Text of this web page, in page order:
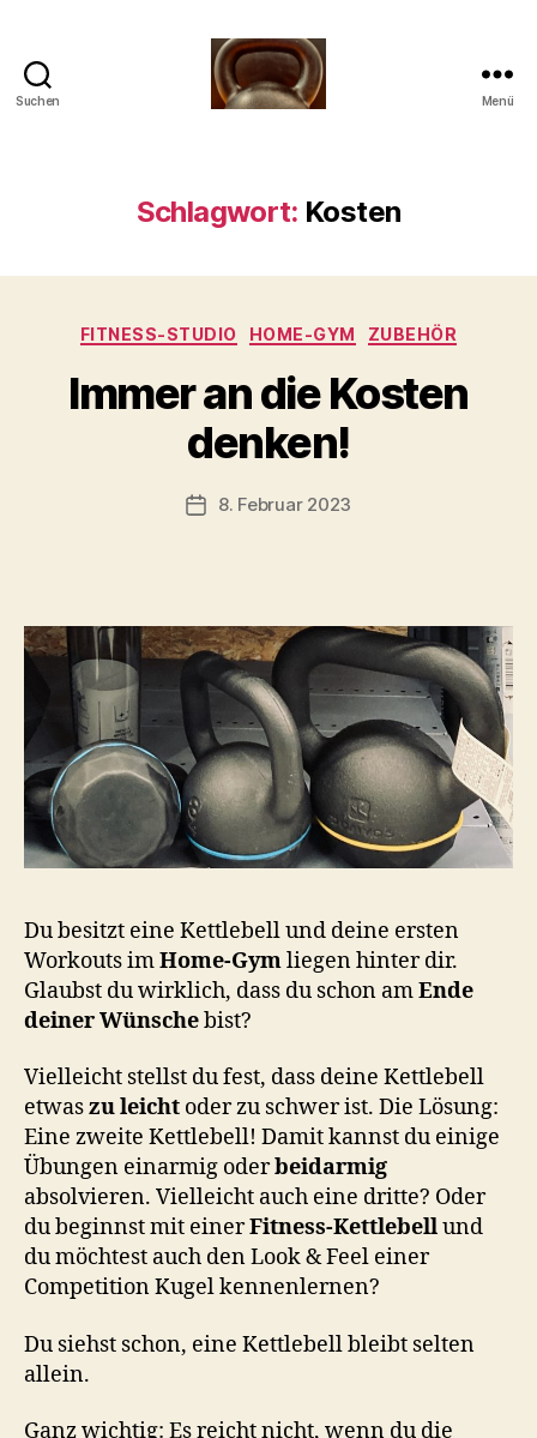
Suchen
der
Kettlebell
Menü
Schlagwort: Kosten
Kategorien
FITNESS-STUDIO HOME-GYM ZUBEHÖR
Immer an die Kosten
denken!
Beitragsautor
o
n
b
-
s
c
n
Beitragsdatum
8. Februar 2023
Du besitzt eine Kettlebell und deine ersten
Workouts imHome-Gymliegen hinter dir.
Glaubst du wirklich, dass du schon amEnde
deiner Wünschebist?
Vielleicht stellst du fest, dass deine Kettlebell
etwaszu leicht oder zu schwer ist. Die Lösung:
Eine zweite Kettlebell! Damit kannst du einige
Übungen einarmig oderbeidarmig
absolvieren. Vielleicht auch eine dritte? Oder
du beginnst mit einerFitness-Kettlebellund
du möchtest auch den Look & Feel einer
Competition Kugel kennenlernen?
Du siehst schon, eine Kettlebell bleibt selten
allein.
Ganz wichtig: Es reicht nicht, wenn du die